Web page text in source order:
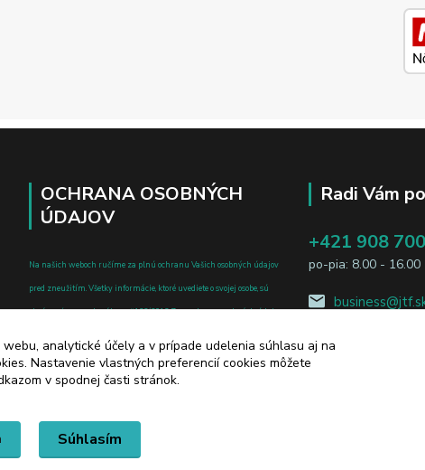
OCHRANA OSOBNÝCH
ÚDAJOV
Na našich weboch ručíme za plnú ochranu Vašich osobných údajov
pred zneužitím. Všetky informácie, ktoré uvediete o svojej osobe, sú
chránené v zmysle zákona č.122/2013 Z.z. o ochrane osobných údajov
Radi Vám
+421 908
po-pia: 8.00 - 16.00
analytické účely a v prípade udelenia súhlasu aj na
Nastavenie vlastných preferencií cookies môžete
v spodnej časti stránok.
Súhlasím